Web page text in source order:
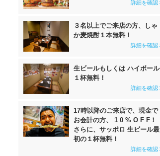
詳細を確認
３名以上でご来店の方、しゃ
か麦焼酎１本無料！
詳細を確認
生ビールもしくは ハイボール
１杯無料！
詳細を確認
17時以降のご来店で、現金で
お会計の方、 1 0 % O F F！
さらに、サッポロ 生ビール最
初の１杯無料！
詳細を確認